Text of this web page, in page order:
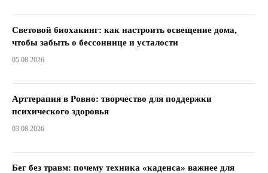
Световой биохакинг: как настроить освещение дома,
чтобы забыть о бессоннице и усталости
05.08.2026
Арттерапия в Ровно: творчество для поддержки
психического здоровья
03.08.2026
Бег без травм: почему техника «каденса» важнее для